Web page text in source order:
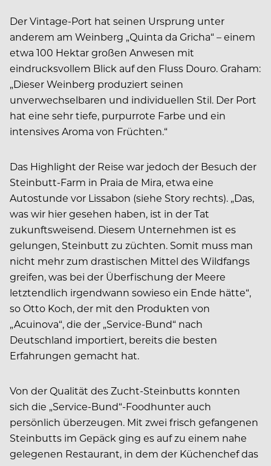
Der Vintage-Port hat seinen Ursprung unter
anderem am Weinberg „Quinta da Gricha“ – einem
etwa 100 Hektar großen Anwesen mit
eindrucksvollem Blick auf den Fluss Douro. Graham:
„Dieser Weinberg produziert seinen
unverwechselbaren und individuellen Stil. Der Port
hat eine sehr tiefe, purpurrote Farbe und ein
intensives Aroma von Früchten.“
Das Highlight der Reise war jedoch der Besuch der
Steinbutt-Farm in Praia de Mira, etwa eine
Autostunde vor Lissabon (siehe Story rechts). „Das,
was wir hier gesehen haben, ist in der Tat
zukunftsweisend. Diesem Unternehmen ist es
gelungen, Steinbutt zu züchten. Somit muss man
nicht mehr zum drastischen Mittel des Wildfangs
greifen, was bei der Überfischung der Meere
letztendlich irgendwann sowieso ein Ende hätte“,
so Otto Koch, der mit den Produkten von
„Acuinova“, die der „Service-Bund“ nach
Deutschland importiert, bereits die besten
Erfahrungen gemacht hat.
Von der Qualität des Zucht-Steinbutts konnten
sich die „Service-Bund“-Foodhunter auch
persönlich überzeugen. Mit zwei frisch gefangenen
Steinbutts im Gepäck ging es auf zu einem nahe
gelegenen Restaurant, in dem der Küchenchef das